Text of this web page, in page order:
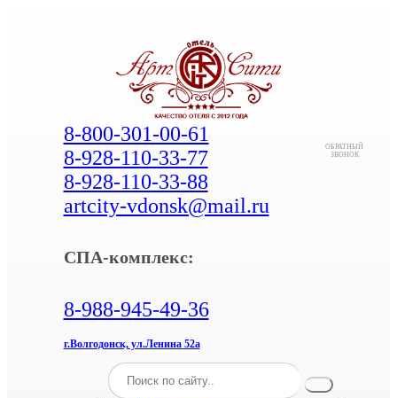
8-800-301-00-61
8-928-110-33-77
8-928-110-33-88
artcity-vdonsk@mail.ru
СПА-комплекс:
8-988-945-49-36
г.Волгодонск, ул.Ленина 52а
ОБРАТНЫЙ
ЗВОНОК